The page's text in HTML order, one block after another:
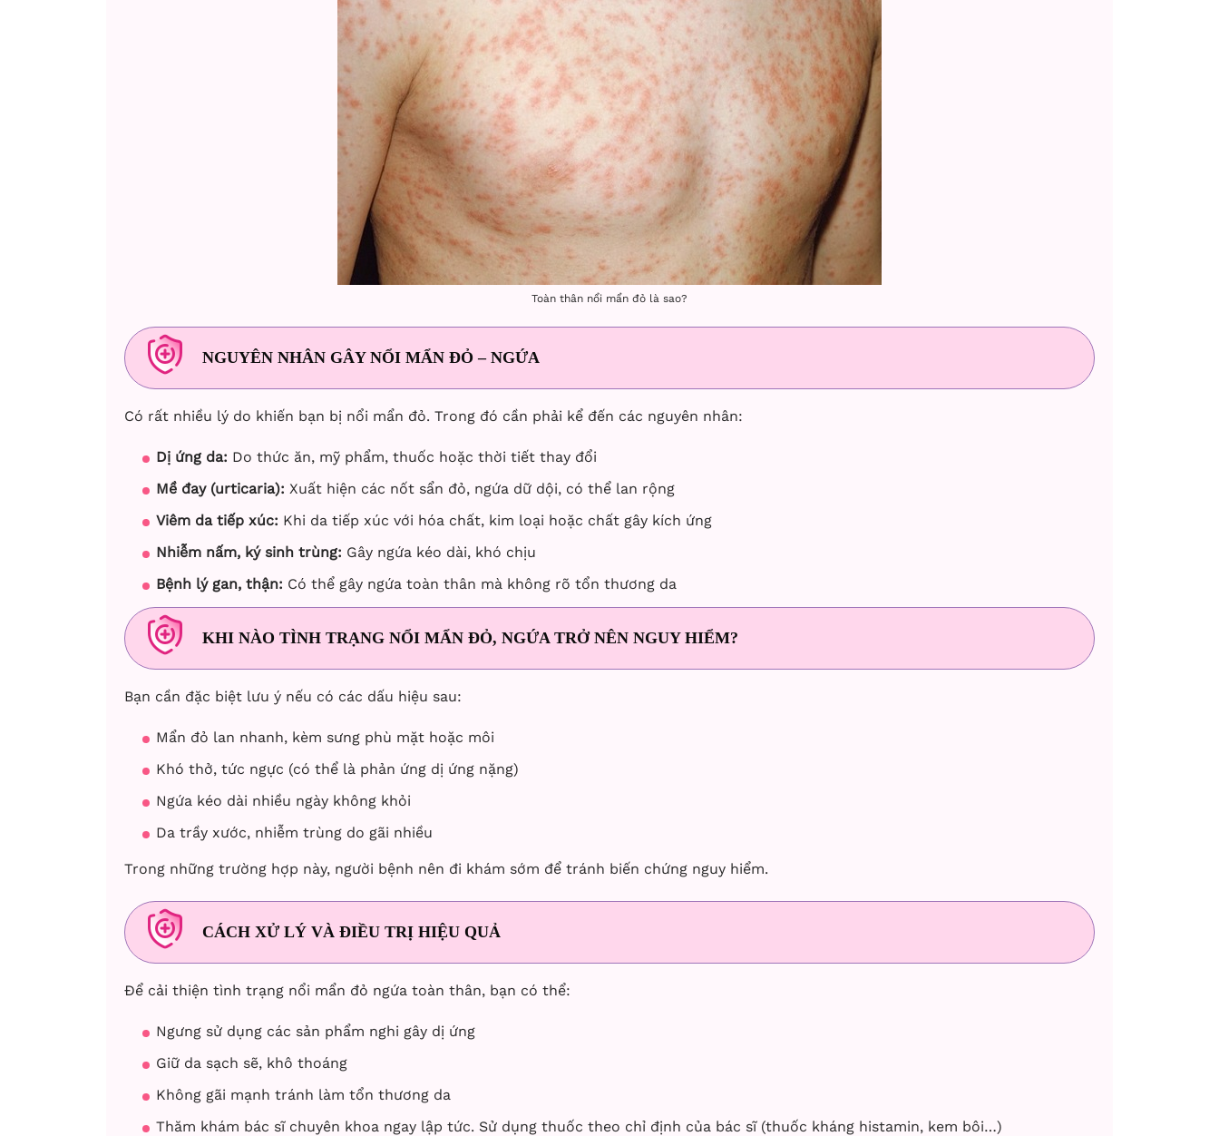
Toàn thân nổi mẩn đỏ là sao?
NGUYÊN NHÂN GÂY NỔI MẨN ĐỎ – NGỨA
Có rất nhiều lý do khiến bạn bị nổi mẩn đỏ. Trong đó cần phải kể đến các nguyên nhân:
Dị ứng da: Do thức ăn, mỹ phẩm, thuốc hoặc thời tiết thay đổi
Mề đay (urticaria): Xuất hiện các nốt sẩn đỏ, ngứa dữ dội, có thể lan rộng
Viêm da tiếp xúc: Khi da tiếp xúc với hóa chất, kim loại hoặc chất gây kích ứng
Nhiễm nấm, ký sinh trùng: Gây ngứa kéo dài, khó chịu
Bệnh lý gan, thận: Có thể gây ngứa toàn thân mà không rõ tổn thương da
KHI NÀO TÌNH TRẠNG NỔI MẨN ĐỎ, NGỨA TRỞ NÊN NGUY HIỂM?
Bạn cần đặc biệt lưu ý nếu có các dấu hiệu sau:
Mẩn đỏ lan nhanh, kèm sưng phù mặt hoặc môi
Khó thở, tức ngực (có thể là phản ứng dị ứng nặng)
Ngứa kéo dài nhiều ngày không khỏi
Da trầy xước, nhiễm trùng do gãi nhiều
Trong những trường hợp này, người bệnh nên đi khám sớm để tránh biến chứng nguy hiểm.
CÁCH XỬ LÝ VÀ ĐIỀU TRỊ HIỆU QUẢ
Để cải thiện tình trạng nổi mẩn đỏ ngứa toàn thân, bạn có thể:
Ngưng sử dụng các sản phẩm nghi gây dị ứng
Giữ da sạch sẽ, khô thoáng
Không gãi mạnh tránh làm tổn thương da
Thăm khám bác sĩ chuyên khoa ngay lập tức. Sử dụng thuốc theo chỉ định của bác sĩ (thuốc kháng histamin, kem bôi…)